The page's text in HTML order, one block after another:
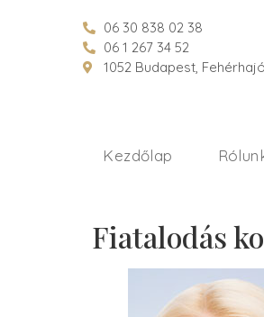
06 30 838 02 38
06 1 267 34 52
1052 Budapest, Fehérhajó
Kezdőlap
Fiatalodás